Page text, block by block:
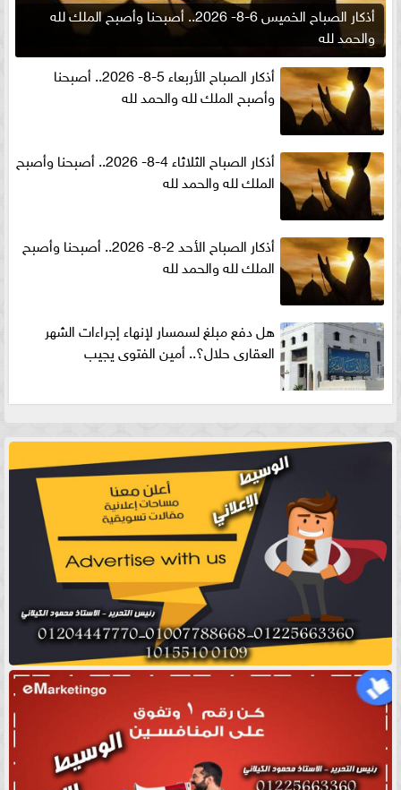
أذكار الصباح الخميس 6-8- 2026.. أصبحنا وأصبح الملك لله
والحمد لله
أذكار الصباح الأربعاء 5-8- 2026.. أصبحنا
وأصبح الملك لله والحمد لله
أذكار الصباح الثلاثاء 4-8- 2026.. أصبحنا وأصبح
الملك لله والحمد لله
أذكار الصباح الأحد 2-8- 2026.. أصبحنا وأصبح
الملك لله والحمد لله
هل دفع مبلغ لسمسار لإنهاء إجراءات الشهر
العقارى حلال؟.. أمين الفتوى يجيب